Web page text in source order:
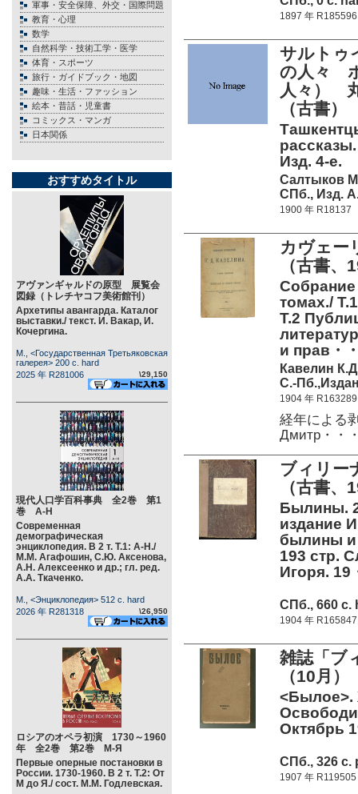
軍事・安全保障、外交・国際問題
教育・心理
数学
自然科学・技術工学・医学
体育・スポーツ
旅行・ガイドブック・地図
趣味・生活・ファッション
絵本・昔話・児童書
コミックス・マンガ
日本関係
おすすめタイトル
アヴァンギャルドの原型 展覧会
図録（トレチヤコフ美術館刊）
Архетипы авангарда. Каталог
выставки./ текст. И. Вакар, И.
Кочергина.
М., <Государственная Третьяковская
галерея> 200 c. hard
2025 年 R281006
\29,150
現代人口学百科事典 全2巻 第1
巻 А-Н
Современная
демографическая
энциклопедия. В 2 т. Т.1: А-Н./
М.М. Агафошин, С.Ю. Аксенова,
А.Н. Алексеенко и др.; гл. ред.
А.А. Ткаченко.
М., <Энциклопедия> 512 c. hard
2026 年 R281318
\26,950
ロシアのオペラ初演 1730～1960
年 全2巻 第2巻 М-Я
Первые оперные постановки в
России. 1730-1960. В 2 т. Т.2: От
М до Я./ сост. М.М. Годлевская.
1897 年 R185596
サルトゥ
の人々
人々）
（古書）
Изд. 4-е.
Салтыков
СПб., Изд.
1900 年 R18137
カヴェ
（古書、
Собрание
томах./
Т.2
и прав・
Кавелин
С.-
1904 年 R163289
経年による
Дмитр・・
ブィリ
（古書、
Былины.
издание
былины и
193 стр.
Игоря. 19
СПб., 660 c.
1904 年 R165847
雑誌「ブ
（10月
<Былое>.
Октябрь
СПб., 326 c.
1907 年 R119505